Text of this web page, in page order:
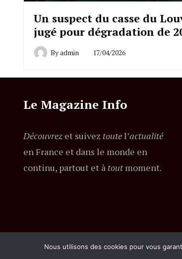
Un suspect du casse du
jugé pour dégradation de
Byadmin 17/04/2026
Le Magazine Info
Découvrez et suivez toutel’actualité
en France et dans le monde en
continu, partout et à toutmoment.
Nous utilisons des cookies pour vous